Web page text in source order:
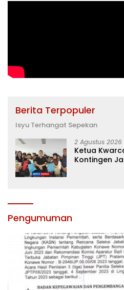
Berita Terpopuler
Isyu Terhangat Sepekan
2 Agustus 2026
Ketua
Kontingen
Pengumuman